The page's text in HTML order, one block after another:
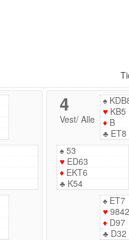
4
Vest/ Alle
♠
♥ KB5
♦ B
♣ ET8
♠53
♥ED63
♦EKT6
♣K54
♠ ET7
♥ 9842
♦ D97
♣ D32